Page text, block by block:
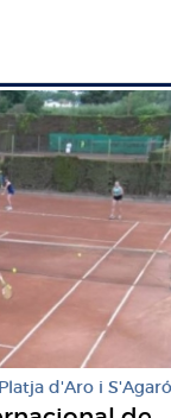
d'Aro i S'Agaró